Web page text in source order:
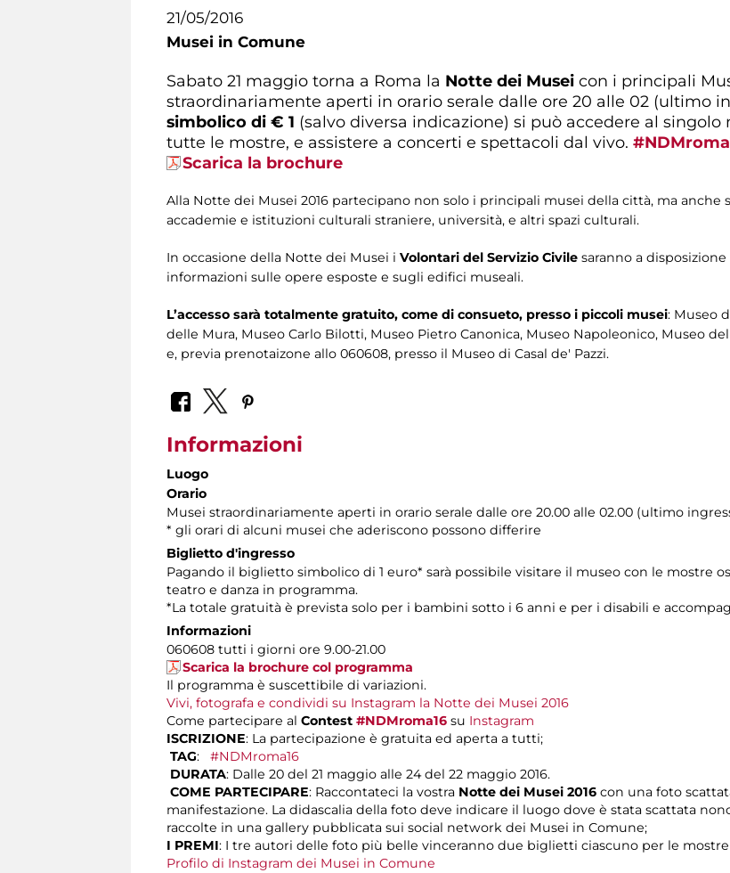
21/05/2016
Musei in Comune
Sabato 21 maggio torna a Roma la Notte dei Musei con i principali
straordinariamente aperti in orario serale dalle ore 20 alle 02 (ultimo
simbolico di € 1 (salvo diversa indicazione) si può accedere al
tutte le mostre, e assistere a concerti e spettacoli dal vivo.
Scarica la brochure
Alla Notte dei Musei 2016 partecipano non solo i principali musei della città, ma anche
accademie e istituzioni culturali straniere, università, e altri spazi culturali.
In occasione della Notte dei Musei i Volontari del Servizio Civile saranno a
informazioni sulle opere esposte e sugli edifici museali.
L’accesso sarà totalmente gratuito, come di consueto, presso i piccoli musei: Museo
delle Mura, Museo Carlo Bilotti, Museo Pietro Canonica, Museo Napoleonico, Museo
e, previa prenotaizone allo 060608, presso il Museo di Casal de' Pazzi.
Informazioni
Luogo
Orario
Musei straordinariamente aperti in orario serale dalle ore 20.00 alle 02.00 (ultimo
* gli orari di alcuni musei che aderiscono possono differire
Biglietto d'ingresso
Pagando il biglietto simbolico di 1 euro* sarà possibile visitare il museo con le mostre
teatro e danza in programma.
*La totale gratuità è prevista solo per i bambini sotto i 6 anni e per i disabili e
Informazioni
060608 tutti i giorni ore 9.00-21.00
Scarica la brochure col programma
Il programma è suscettibile di variazioni.
Vivi, fotografa e condividi su Instagram la Notte dei Musei 2016
Come partecipare al Contest #NDMroma16 su Instagram
ISCRIZIONE: La partecipazione è gratuita ed aperta a tutti;
TAG: #NDMroma16
DURATA: Dalle 20 del 21 maggio alle 24 del 22 maggio 2016.
COME PARTECIPARE: Raccontateci la vostra Notte dei Musei 2016 con una foto
manifestazione. La didascalia della foto deve indicare il luogo dove è stata scattata
raccolte in una gallery pubblicata sui social network dei Musei in Comune;
I PREMI: I tre autori delle foto più belle vinceranno due biglietti ciascuno per le
Profilo di Instagram dei Musei in Comune